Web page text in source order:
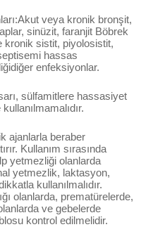
veya kronik bronşit,
sinüzit, faranjit Böbrek
kronik sistit, piyolosistit,
hassas
enfeksiyonlar.
sülfamitlere hassasiyet
ajanlarla beraber
Kullanım sırasında
yetmezliği olanlarda
yetmezlik, laktasyon,
kullanılmalıdır.
olanlarda, prematürelerde,
ve gebelerde
kontrol edilmelidir.